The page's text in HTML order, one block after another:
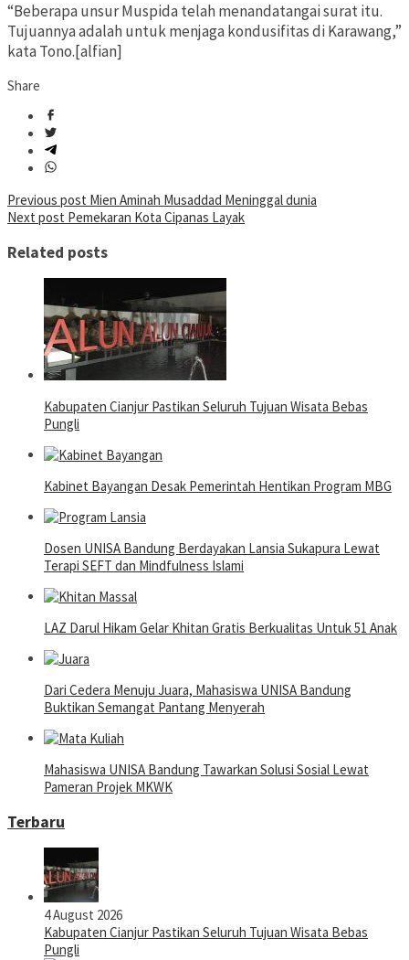
“Beberapa unsur Muspida telah menandatangai surat itu.
Tujuannya adalah untuk menjaga kondusifitas di Karawang,”
kata Tono.[alfian]
Share
Post
navigation
Previous post Mien Aminah Musaddad Meninggal dunia
Next post Pemekaran Kota Cipanas Layak
Related posts
Kabupaten Cianjur Pastikan Seluruh Tujuan Wisata Bebas
Pungli
Kabinet Bayangan Desak Pemerintah Hentikan Program MBG
Dosen UNISA Bandung Berdayakan Lansia Sukapura Lewat
Terapi SEFT dan Mindfulness Islami
LAZ Darul Hikam Gelar Khitan Gratis Berkualitas Untuk 51 Anak
Dari Cedera Menuju Juara, Mahasiswa UNISA Bandung
Buktikan Semangat Pantang Menyerah
Mahasiswa UNISA Bandung Tawarkan Solusi Sosial Lewat
Pameran Projek MKWK
Terbaru
4 August 2026
Kabupaten Cianjur Pastikan Seluruh Tujuan Wisata Bebas
Pungli